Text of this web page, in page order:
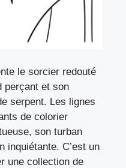
le sorcier redouté
perçant et son
serpent. Les lignes
de colorier
son turban
inquiétante. C’est un
une collection de